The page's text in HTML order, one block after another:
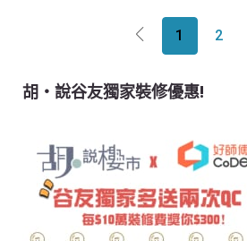
1 2
胡‧說谷友獨家裝修優惠!